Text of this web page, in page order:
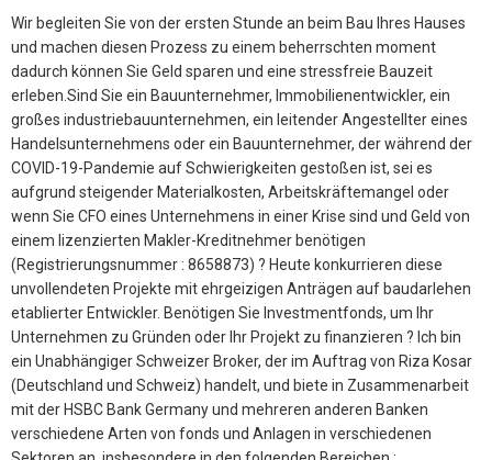
Wir begleiten Sie von der ersten Stunde an beim Bau Ihres Hauses
und machen diesen Prozess zu einem beherrschten moment
dadurch können Sie Geld sparen und eine stressfreie Bauzeit
erleben.Sind Sie ein Bauunternehmer, Immobilienentwickler, ein
großes industriebauunternehmen, ein leitender Angestellter eines
Handelsunternehmens oder ein Bauunternehmer, der während der
COVID-19-Pandemie auf Schwierigkeiten gestoßen ist, sei es
aufgrund steigender Materialkosten, Arbeitskräftemangel oder
wenn Sie CFO eines Unternehmens in einer Krise sind und Geld von
einem lizenzierten Makler-Kreditnehmer benötigen
(Registrierungsnummer : 8658873) ? Heute konkurrieren diese
unvollendeten Projekte mit ehrgeizigen Anträgen auf baudarlehen
etablierter Entwickler. Benötigen Sie Investmentfonds, um Ihr
Unternehmen zu Gründen oder Ihr Projekt zu finanzieren ? Ich bin
ein Unabhängiger Schweizer Broker, der im Auftrag von Riza Kosar
(Deutschland und Schweiz) handelt, und biete in Zusammenarbeit
mit der HSBC Bank Germany und mehreren anderen Banken
verschiedene Arten von fonds und Anlagen in verschiedenen